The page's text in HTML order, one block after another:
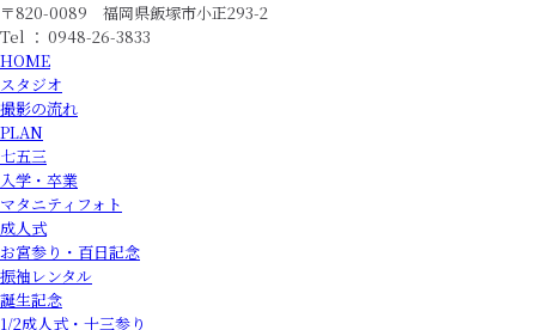
〒820-0089 福岡県飯塚市小正293-2
Tel ： 0948-26-3833
HOME
スタジオ
撮影の流れ
PLAN
七五三
入学・卒業
マタニティフォト
成人式
お宮参り・百日記念
振袖レンタル
誕生記念
1/2成人式・十三参り